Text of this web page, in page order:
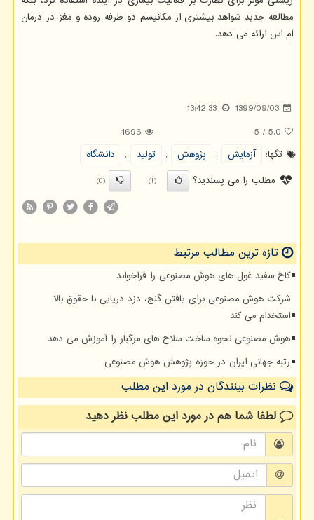
مطالعه جدید شواهد بیشتری از مکانیسم دو طرفه روده و مغز در درمان
ام اس ارائه می دهد.
1399/09/03
13:42:33
5.0
/
5
1696
تگها:
آزمایش , پژوهش , تولید ,
دانشگاه
مطلب را می پسندید؟
(1)
(0)
تازه ترین مطالب مرتبط
کاخ سفید غول های هوش مصنوعی را فراخواند
شرکت هوش مصنوعی برای یافتن گنج، دزد دریایی با حقوق بالا
استخدام می کند
هوش مصنوعی نحوه ساخت سلاح های مرگبار را آموزش می دهد
رتبه جهانی ایران در حوزه پژوهش هوش مصنوعی
نظرات بینندگان در مورد این مطلب
لطفا شما همدر مورد این مطلبنظر دهید